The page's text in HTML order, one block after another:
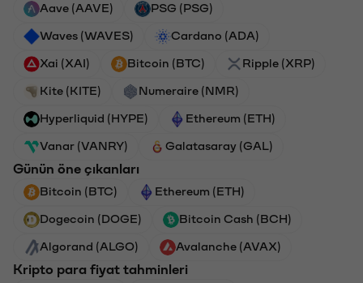
Aave (AAVE) PSG (PSG)
Waves (WAVES) Cardano (ADA)
Xai (XAI) Bitcoin (BTC) Ripple (XRP)
Kite (KITE) Numeraire (NMR)
Hyperliquid (HYPE) Ethereum (ETH)
Vanar (VANRY) Galatasaray (GAL)
Günün öne çıkanları
Bitcoin (BTC) Ethereum (ETH)
Dogecoin (DOGE) Bitcoin Cash (BCH)
Algorand (ALGO) Avalanche (AVAX)
Kripto para fiyat tahminleri